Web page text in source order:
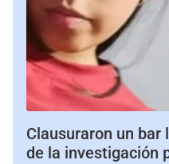
Clausuraron un bar
de la investigación